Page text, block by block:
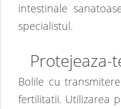
intestinale
specialistul.
Protejeaza-
Bolile cu
fertilitatii. Utilizarea